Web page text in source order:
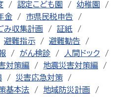
認定こども園
幼稚園
金
市県民税申告
み収集計画
証紙
避難指示
避難勧告
がん検診
人間ドック
対策編
地震災害対策編
災害応急対策
基本法
地域防災計画